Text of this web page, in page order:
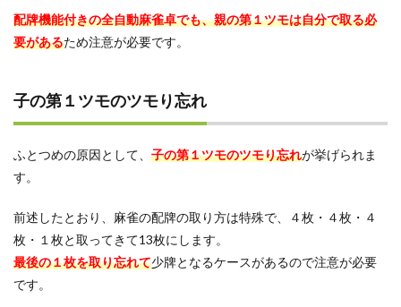
配牌機能付きの全自動麻雀卓でも、親の第１ツモは自分で取る必
要があるため注意が必要です。
子の第１ツモのツモり忘れ
ふとつめの原因として、 子の第１ツモのツモり忘れが挙げられま
す。
前述したとおり、麻雀の配牌の取り方は特殊で、４枚・４枚・４
枚・１枚と取ってきて13枚にします。
最後の１枚を取り忘れて少牌となるケースがあるので注意が必要
です。